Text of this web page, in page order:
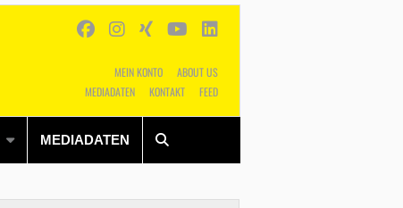
MEIN KONTO
ABOUT US
MEDIADATEN
KONTAKT FEED
MEDIADATEN
Alles Shop SUCHEN